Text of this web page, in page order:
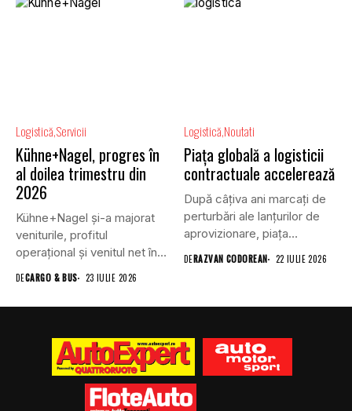
Logistică Servicii
Kühne+Nagel, progres în
al doilea trimestru din
2026
Kühne+Nagel și-a majorat
veniturile, profitul
operațional și venitul net în
al doilea...
DECARGO & BUS 23 IULIE 2026
Logistică Noutati
Piața globală a logisticii
contractuale accelerează
După câțiva ani marcați de
perturbări ale lanțurilor de
aprovizionare, piața
globală...
DERAZVAN CODOREAN 22 IULIE 2026